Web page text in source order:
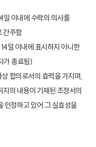
일 이내에 수락의 의사를
간주함
일 이내에 표시하지 아니한
가 종료됨)
합의로서의 효력을 가지며,
의 내용이 기재된 조정서의
인정하고 있어 그 실효성을